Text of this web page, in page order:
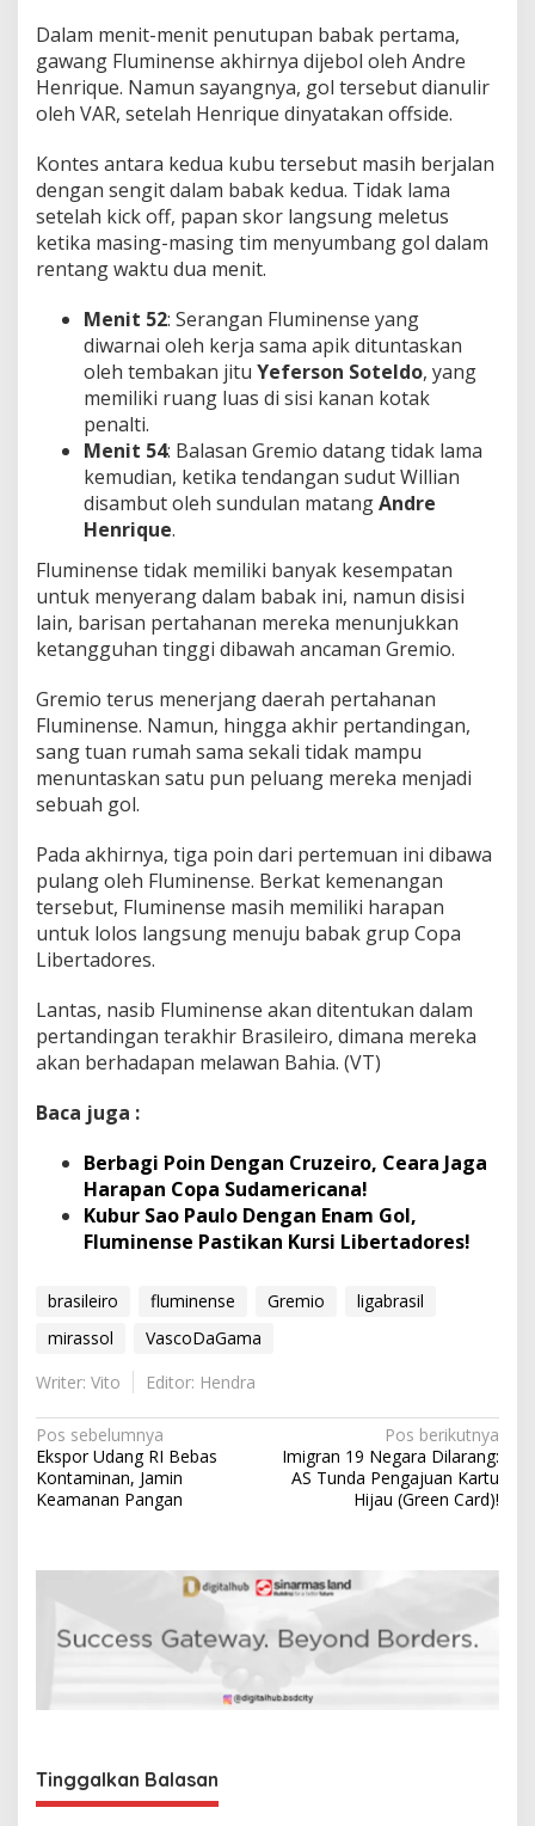
Dalam menit-menit penutupan babak pertama,
gawang Fluminense akhirnya dijebol oleh Andre
Henrique. Namun sayangnya, gol tersebut dianulir
oleh VAR, setelah Henrique dinyatakan offside.
Kontes antara kedua kubu tersebut masih berjalan
dengan sengit dalam babak kedua. Tidak lama
setelah kick off, papan skor langsung meletus
ketika masing-masing tim menyumbang gol dalam
rentang waktu dua menit.
Menit 52: Serangan Fluminense yang
diwarnai oleh kerja sama apik dituntaskan
oleh tembakan jitu Yeferson Soteldo, yang
memiliki ruang luas di sisi kanan kotak
penalti.
Menit 54: Balasan Gremio datang tidak lama
kemudian, ketika tendangan sudut Willian
disambut oleh sundulan matangAndre
Henrique.
Fluminense tidak memiliki banyak kesempatan
untuk menyerang dalam babak ini, namun disisi
lain, barisan pertahanan mereka menunjukkan
ketangguhan tinggi dibawah ancaman Gremio.
Gremio terus menerjang daerah pertahanan
Fluminense. Namun, hingga akhir pertandingan,
sang tuan rumah sama sekali tidak mampu
menuntaskan satu pun peluang mereka menjadi
sebuah gol.
Pada akhirnya, tiga poin dari pertemuan ini dibawa
pulang oleh Fluminense. Berkat kemenangan
tersebut, Fluminense masih memiliki harapan
untuk lolos langsung menuju babak grup Copa
Libertadores.
Lantas, nasib Fluminense akan ditentukan dalam
pertandingan terakhir Brasileiro, dimana mereka
akan berhadapan melawan Bahia. (VT)
Baca juga :
Berbagi Poin Dengan Cruzeiro, Ceara Jaga
Harapan Copa Sudamericana!
Kubur Sao Paulo Dengan Enam Gol,
Fluminense Pastikan Kursi Libertadores!
brasileiro fluminense Gremio
ligabrasil
mirassol
VascoDaGama
Writer: Vito
Editor: Hendra
N
a
v
g
p
s
Pos sebelumnya
Ekspor Udang RI Bebas
Kontaminan, Jamin
Keamanan Pangan
Pos berikutnya
Imigran 19 Negara Dilarang:
AS Tunda Pengajuan Kartu
Hijau (Green Card)!
Tinggalkan Balasan